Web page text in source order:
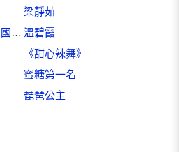
梁靜茹
中國體育舞蹈為什麼成不了國際品牌 溫碧霞
《甜心辣舞》
蜜糖第一名
琵琶公主